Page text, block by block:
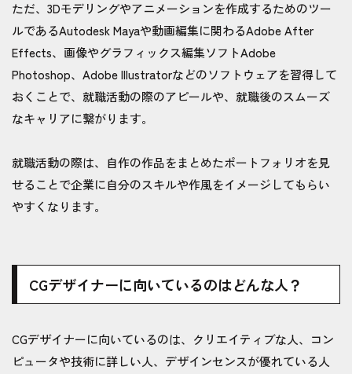
ただ、3Dモデリングやアニメーションを作成するためのツー
ルであるAutodesk Mayaや動画編集に関わるAdobe After
Effects、画像やグラフィックス編集ソフトAdobe
Photoshop、Adobe Illustratorなどのソフトウェアを習得して
おくことで、就職活動の際のアピールや、就職後のスムーズ
なキャリアに繋がります。
就職活動の際は、自作の作品をまとめたポートフォリオを見
せることで企業に自分のスキルや作風をイメージしてもらい
やすくなります。
CGデザイナーに向いているのはどんな人？
CGデザイナーに向いているのは、クリエイティブな人、コン
ピュータや技術に詳しい人、デザインセンスが優れている人